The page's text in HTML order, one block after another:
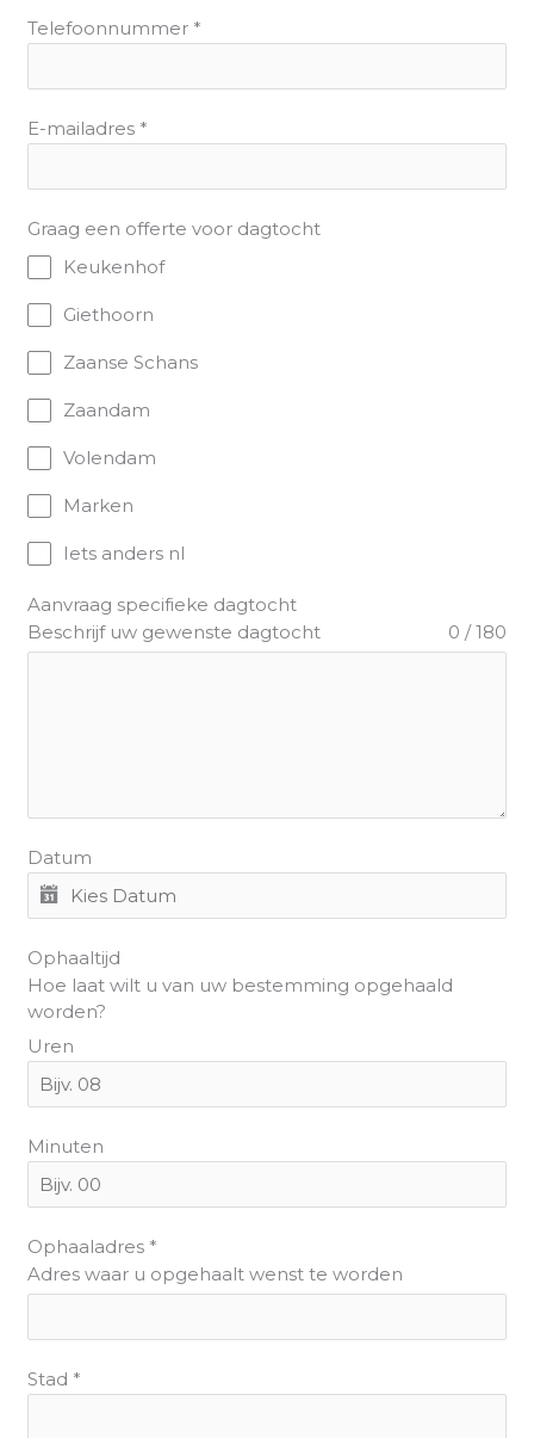
Telefoonnummer *
E-mailadres *
Graag een offerte voor dagtocht
Keukenhof
Giethoorn
Zaanse Schans
Zaandam
Volendam
Marken
Iets anders nl
Aanvraag specifieke dagtocht
Beschrijf uw gewenste dagtocht
0 / 180
Datum
Ophaaltijd
Hoe laat wilt u van uw bestemming opgehaald
worden?
Uren
Minuten
Ophaaladres *
Adres waar u opgehaalt wenst te worden
Stad *